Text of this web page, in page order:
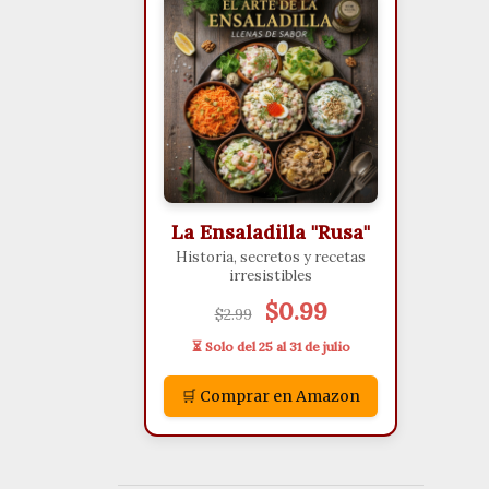
La Ensaladilla "Rusa"
Historia, secretos y recetas
irresistibles
$2.99 $0.99
⏳ Solo del 25 al 31 de julio
🛒 Comprar en Amazon